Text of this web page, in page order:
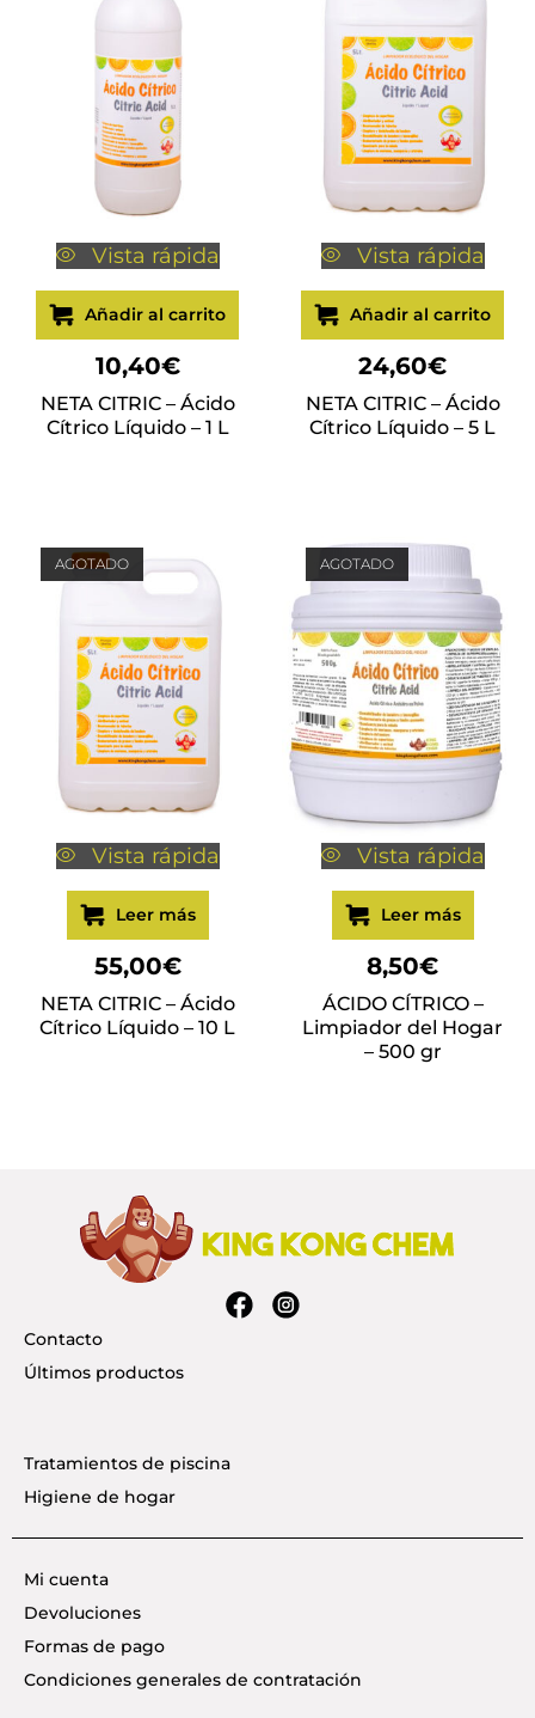
Vista rápida
Añadir al carrito
10,40€
NETA CITRIC – Ácido
Cítrico Líquido – 1 L
Vista rápida
Añadir al carrito
24,60€
NETA CITRIC – Ácido
Cítrico Líquido – 5 L
AGOTADO
Vista rápida
Leer más
55,00€
NETA CITRIC – Ácido
Cítrico Líquido – 10 L
AGOTADO
Vista rápida
Leer más
8,50€
ÁCIDO CÍTRICO –
Limpiador del Hogar
– 500 gr
Contacto
Últimos productos
Tratamientos de piscina
Higiene de hogar
Mi cuenta
Devoluciones
Formas de pago
Condiciones generales de contratación